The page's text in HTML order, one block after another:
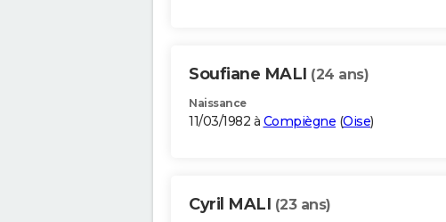
Soufiane MALI (24 ans)
Naissance
11/03/1982 à Compiègne (Oise)
Cyril MALI (23 ans)